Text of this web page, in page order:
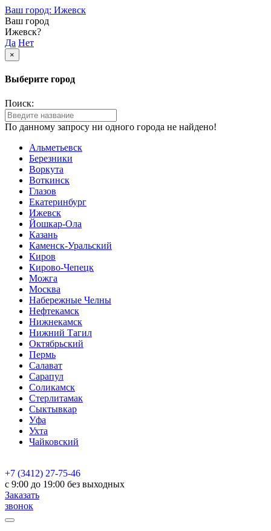
Ваш город: Ижевск
Ваш город
Ижевск?
Да Нет
×
Выберите город
Поиск:
По данному запросу ни одного города не найдено!
Альметьевск
Березники
Воркута
Воткинск
Глазов
Екатеринбург
Ижевск
Йошкар-Ола
Казань
Каменск-Уральский
Киров
Кирово-Чепецк
Можга
Москва
Набережные Челны
Нефтекамск
Нижнекамск
Нижний Тагил
Октябрьский
Пермь
Салават
Сарапул
Соликамск
Стерлитамак
Сыктывкар
Уфа
Ухта
Чайковский
+7 (3412) 27-75-46
c 9:00 до 19:00 без выходных
Заказать
звонок